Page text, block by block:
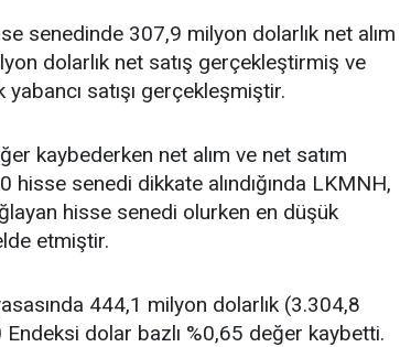
senedinde 307,9 milyon dolarlık net alım
dolarlık net satış gerçekleştirmiş ve
satışı gerçekleşmiştir.
kaybederken net alım ve net satım
senedi dikkate alındığında LKMNH,
hisse senedi olurken en düşük
etmiştir.
444,1 milyon dolarlık (3.304,8
dolar bazlı %0,65 değer kaybetti.